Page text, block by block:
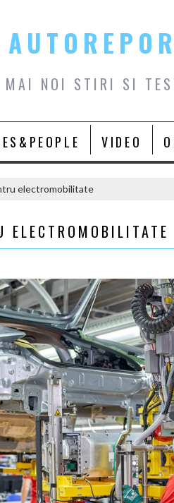
MAI NOI STIRI SI
VIDEO
electromobilitate
ELECTROMOBILITATE